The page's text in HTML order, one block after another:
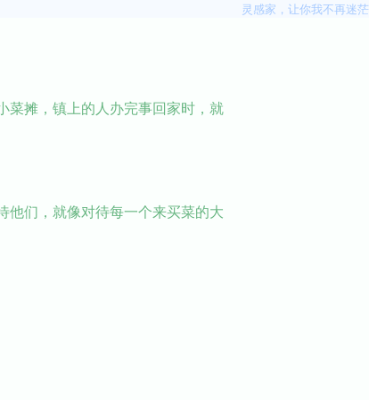
灵感家，让你我不再迷茫
菜摊，镇上的人办完事回家时，就
他们，就像对待每一个来买菜的大